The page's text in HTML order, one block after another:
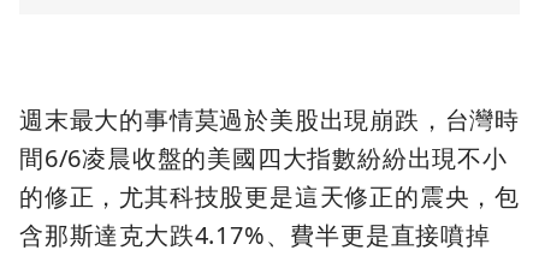
週末最大的事情莫過於美股出現崩跌，台灣時
間6/6凌晨收盤的美國四大指數紛紛出現不小
的修正，尤其科技股更是這天修正的震央，包
含那斯達克大跌4.17%、費半更是直接噴掉